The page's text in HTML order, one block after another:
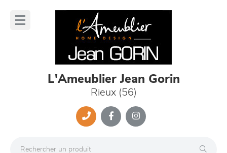
L'Ameublier Jean Gorin
Rieux (56)